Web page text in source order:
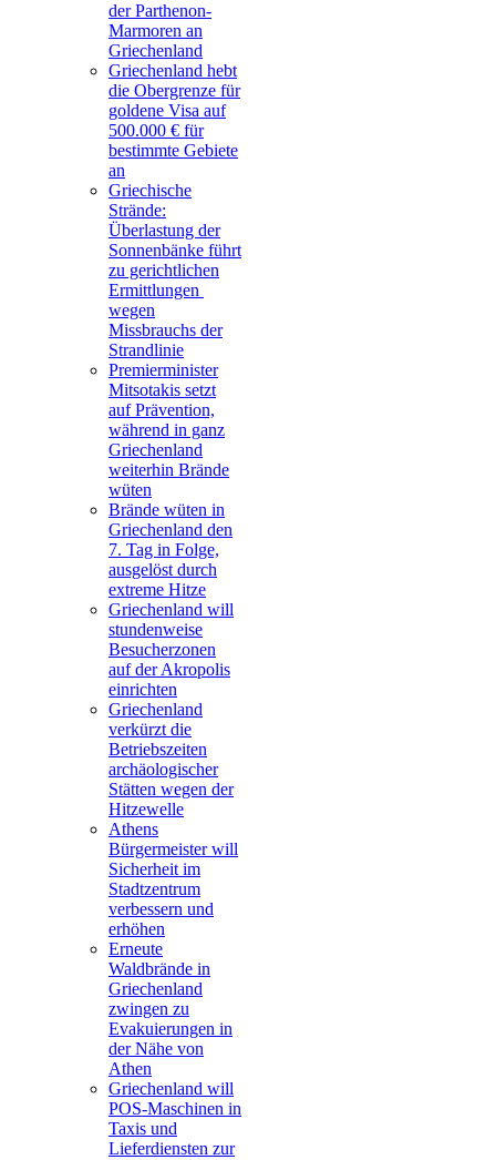
der Parthenon-
Marmoren an
Griechenland
Griechenland hebt
die Obergrenze für
goldene Visa auf
500.000 € für
bestimmte Gebiete
an
Griechische
Strände:
Überlastung der
Sonnenbänke führt
zu gerichtlichen
Ermittlungen
wegen
Missbrauchs der
Strandlinie
Premierminister
Mitsotakis setzt
auf Prävention,
während in ganz
Griechenland
weiterhin Brände
wüten
Brände wüten in
Griechenland den
7. Tag in Folge,
ausgelöst durch
extreme Hitze
Griechenland will
stundenweise
Besucherzonen
auf der Akropolis
einrichten
Griechenland
verkürzt die
Betriebszeiten
archäologischer
Stätten wegen der
Hitzewelle
Athens
Bürgermeister will
Sicherheit im
Stadtzentrum
verbessern und
erhöhen
Erneute
Waldbrände in
Griechenland
zwingen zu
Evakuierungen in
der Nähe von
Athen
Griechenland will
POS-Maschinen in
Taxis und
Lieferdiensten zur